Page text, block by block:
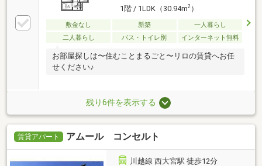
1階 / 1LDK（30.94m2）
敷金なし 新築
一人暮らし
二人暮らし
バス・トイレ別 インターネット無料
お部屋探しは〜住むことまるごと〜リロの賃貸へお任
せください♪
残り6件を表示する
賃貸アパート アムール コンセルト
川越線 西大宮駅 徒歩12分